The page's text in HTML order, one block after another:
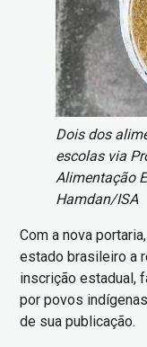
Dois dos
escolas via
Alimentação
Hamdan/ISA
Com a nova
estado brasileiro a
inscrição estadual,
por povos
de sua publicação.